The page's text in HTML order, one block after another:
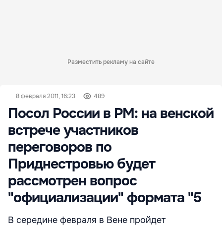
Разместить рекламу на сайте
8 февраля 2011, 16:23 489
Посол России в РМ: на венской
встрече участников
переговоров по
Приднестровью будет
рассмотрен вопрос
"официализации" формата "5
В середине февраля в Вене пройдет